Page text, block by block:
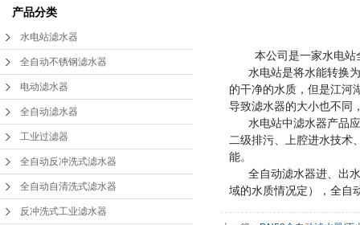
水电站滤水器
管道滤水器
激光滤水器
精密滤水器
产品分类
水电站滤水器
全自动不锈钢滤水器
电动滤水器
全自动滤水器
工业过滤器
全自动反冲洗式滤水器
全自动自清洗式滤水器
反冲洗式工业滤水器
本公司是一家水电
水电站是将水能转换为
的干净的水质，但是江河
导致滤水器的大小也不同
水电站中滤水器产品应
二级排污、上腔进水技术
能。
全自动滤水器进、出水
域的水质情况定），全自